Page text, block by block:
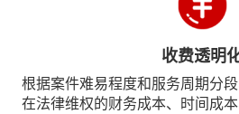
收费透明
根据案件难易程度和服务周期分
在法律维权的财务成本、时间成本